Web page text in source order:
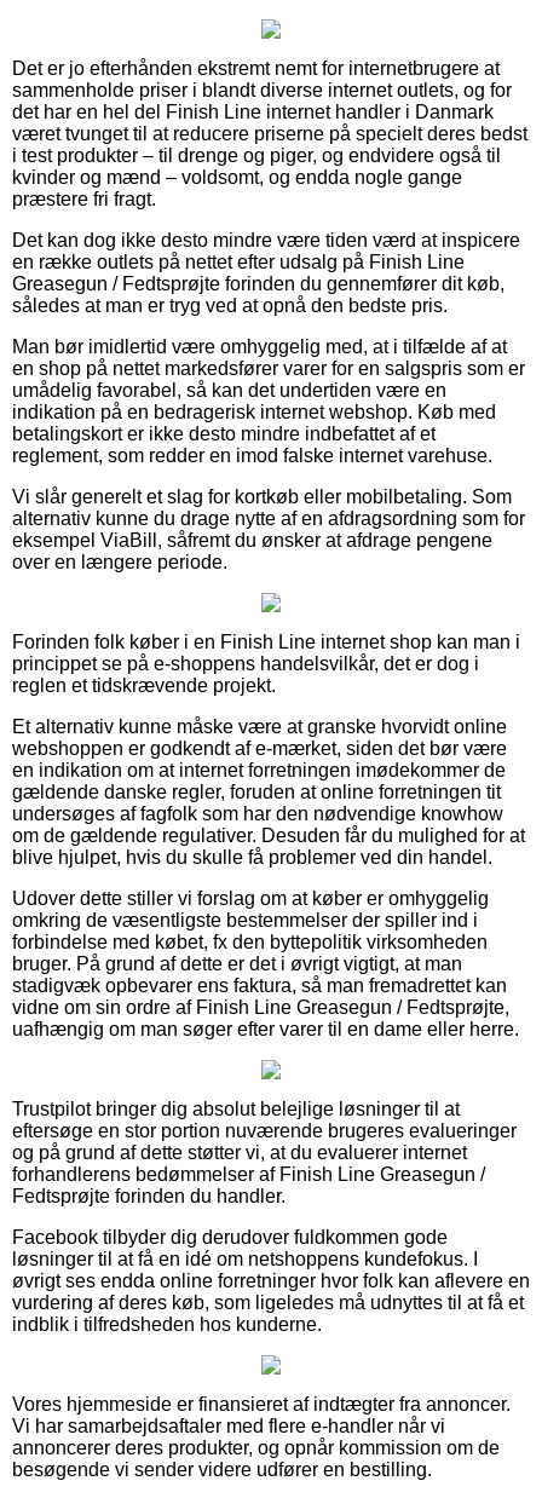
Det er jo efterhånden ekstremt nemt for internetbrugere at
sammenholde priser i blandt diverse internet outlets, og for
det har en hel del Finish Line internet handler i Danmark
været tvunget til at reducere priserne på specielt deres bedst
i test produkter – til drenge og piger, og endvidere også til
kvinder og mænd – voldsomt, og endda nogle gange
præstere fri fragt.
Det kan dog ikke desto mindre være tiden værd at inspicere
en række outlets på nettet efter udsalg på Finish Line
Greasegun / Fedtsprøjte forinden du gennemfører dit køb,
således at man er tryg ved at opnå den bedste pris.
Man bør imidlertid være omhyggelig med, at i tilfælde af at
en shop på nettet markedsfører varer for en salgspris som er
umådelig favorabel, så kan det undertiden være en
indikation på en bedragerisk internet webshop. Køb med
betalingskort er ikke desto mindre indbefattet af et
reglement, som redder en imod falske internet varehuse.
Vi slår generelt et slag for kortkøb eller mobilbetaling. Som
alternativ kunne du drage nytte af en afdragsordning som for
eksempel ViaBill, såfremt du ønsker at afdrage pengene
over en længere periode.
Forinden folk køber i en Finish Line internet shop kan man i
princippet se på e-shoppens handelsvilkår, det er dog i
reglen et tidskrævende projekt.
Et alternativ kunne måske være at granske hvorvidt online
webshoppen er godkendt af e-mærket, siden det bør være
en indikation om at internet forretningen imødekommer de
gældende danske regler, foruden at online forretningen tit
undersøges af fagfolk som har den nødvendige knowhow
om de gældende regulativer. Desuden får du mulighed for at
blive hjulpet, hvis du skulle få problemer ved din handel.
Udover dette stiller vi forslag om at køber er omhyggelig
omkring de væsentligste bestemmelser der spiller ind i
forbindelse med købet, fx den byttepolitik virksomheden
bruger. På grund af dette er det i øvrigt vigtigt, at man
stadigvæk opbevarer ens faktura, så man fremadrettet kan
vidne om sin ordre af Finish Line Greasegun / Fedtsprøjte,
uafhængig om man søger efter varer til en dame eller herre.
Trustpilot bringer dig absolut belejlige løsninger til at
eftersøge en stor portion nuværende brugeres evalueringer
og på grund af dette støtter vi, at du evaluerer internet
forhandlerens bedømmelser af Finish Line Greasegun /
Fedtsprøjte forinden du handler.
Facebook tilbyder dig derudover fuldkommen gode
løsninger til at få en idé om netshoppens kundefokus. I
øvrigt ses endda online forretninger hvor folk kan aflevere en
vurdering af deres køb, som ligeledes må udnyttes til at få et
indblik i tilfredsheden hos kunderne.
Vores hjemmeside er finansieret af indtægter fra annoncer.
Vi har samarbejdsaftaler med flere e-handler når vi
annoncerer deres produkter, og opnår kommission om de
besøgende vi sender videre udfører en bestilling.